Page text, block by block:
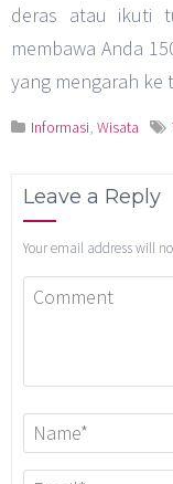
deras atau ikuti
membawa Anda
yang mengarah ke
Informasi Wisata
Leave a Reply
Your email address will